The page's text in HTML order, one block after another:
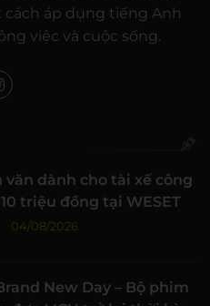
áp dụng tiếng Anh
việc và cuộc sống.
văn dành cho tài xế công
triệu đồng tại WESET
04/08/2026
New Day – Bộ phim